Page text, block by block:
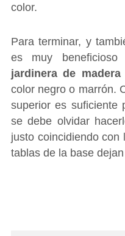
color.
Para terminar, y
es muy beneficioso
jardinera de
color negro o marrón.
superior es suficiente
se debe olvidar
justo coincidiendo
tablas de la base